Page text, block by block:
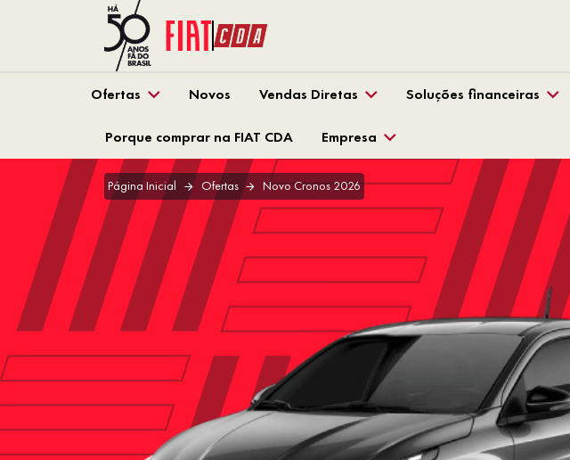
Ofertas Novos Vendas Diretas Soluções financeiras
Porque comprar na FIAT CDA Empresa
Página Inicial Ofertas Novo Cronos 2026